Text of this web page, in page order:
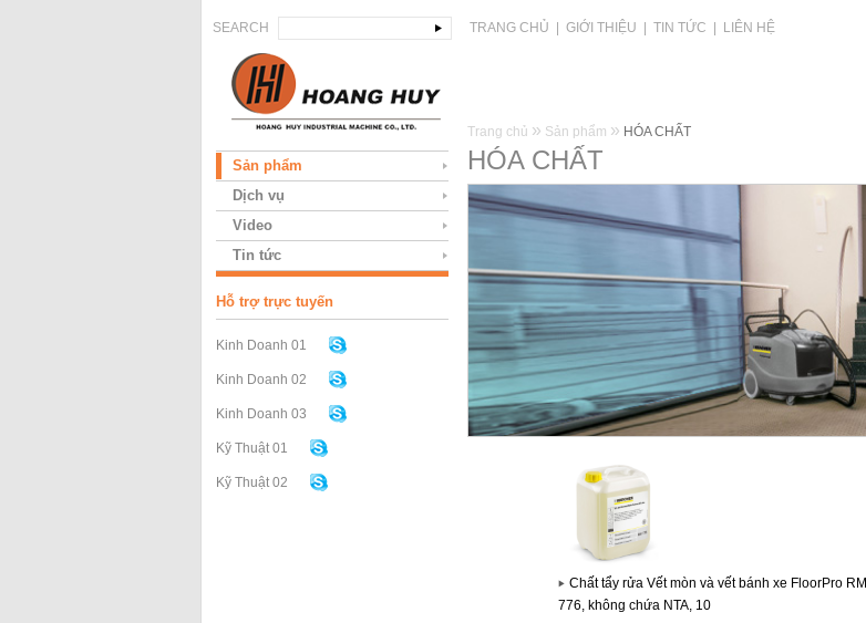
SEARCH TRANG CHỦ GIỚI THIỆU TIN TỨC LIÊN HỆ
Trang chủ » Sản phẩm » HÓA CHẤT
HÓA CHẤT
Sản phẩm
Dịch vụ
Video
Tin tức
Hỗ trợ trực tuyến
Kinh Doanh 01
Kinh Doanh 02
Kinh Doanh 03
Kỹ Thuật 01
Kỹ Thuật 02
Chất tẩy rửa Vết mòn và vết bánh xe FloorPro RM
776, không chứa NTA, 10